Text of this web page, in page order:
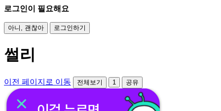
로그인이 필요해요
아니, 괜찮아 로그인하기
썰리
이전 페이지로 이동 전체보기 1 공유